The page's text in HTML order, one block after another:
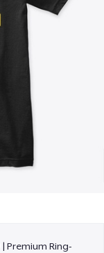
| Premium Ring-